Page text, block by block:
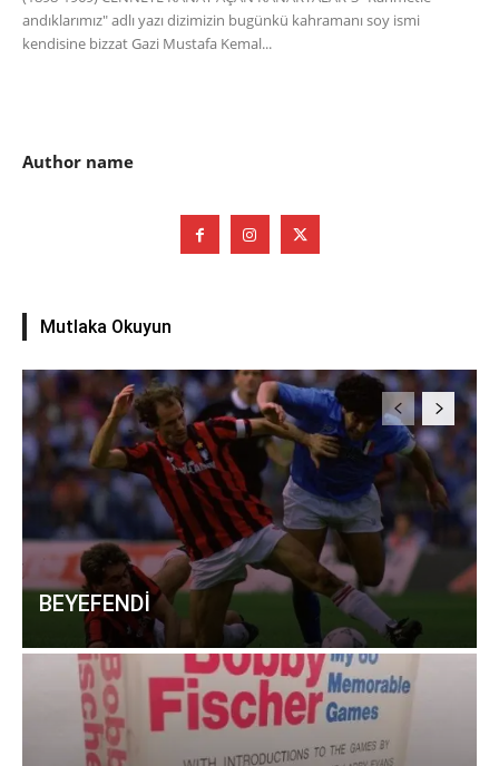
andıklarımız" adlı yazı dizimizin bugünkü kahramanı soy ismi
kendisine bizzat Gazi Mustafa Kemal...
Author name
Mutlaka Okuyun
BEYEFENDİ